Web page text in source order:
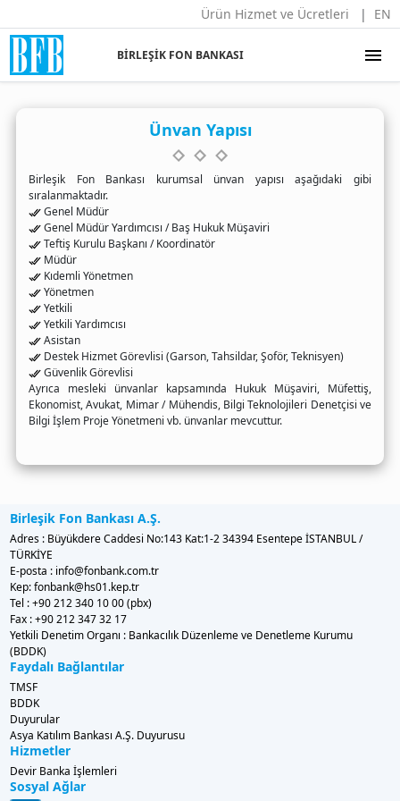
Ürün Hizmet ve Ücretleri EN
BİRLEŞİK FON BANKASI menu
Ünvan Yapısı
Birleşik Fon Bankası kurumsal ünvan yapısı aşağıdaki gibi
sıralanmaktadır.
Genel Müdür
Genel Müdür Yardımcısı / Baş Hukuk Müşaviri
Teftiş Kurulu Başkanı / Koordinatör
Müdür
Kıdemli Yönetmen
Yönetmen
Yetkili
Yetkili Yardımcısı
Asistan
Destek Hizmet Görevlisi (Garson, Tahsildar, Şoför, Teknisyen)
Güvenlik Görevlisi
Ayrıca mesleki ünvanlar kapsamında Hukuk Müşaviri, Müfettiş,
Ekonomist, Avukat, Mimar / Mühendis, Bilgi Teknolojileri Denetçisi ve
Bilgi İşlem Proje Yönetmeni vb. ünvanlar mevcuttur.
Birleşik Fon Bankası A.Ş.
Adres : Büyükdere Caddesi No:143 Kat:1-2 34394 Esentepe İSTANBUL /
TÜRKİYE
E-posta : info@fonbank.com.tr
Kep: fonbank@hs01.kep.tr
Tel : +90 212 340 10 00 (pbx)
Fax : +90 212 347 32 17
Yetkili Denetim Organı : Bankacılık Düzenleme ve Denetleme Kurumu
(BDDK)
Faydalı Bağlantılar
TMSF
BDDK
Duyurular
Asya Katılım Bankası A.Ş. Duyurusu
Hizmetler
Devir Banka İşlemleri
Sosyal Ağlar